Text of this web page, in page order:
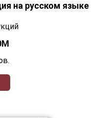
на русском языке